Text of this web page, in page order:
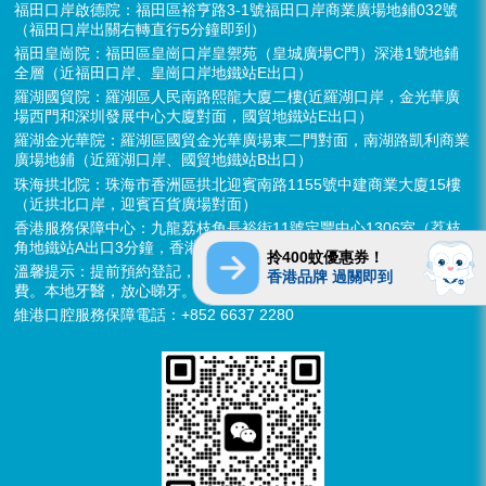
福田口岸啟德院：福田區裕亨路3-1號福田口岸商業廣場地鋪032號
（福田口岸出關右轉直行5分鐘即到）
福田皇崗院：福田區皇崗口岸皇禦苑（皇城廣場C門）深港1號地鋪
全層（近福田口岸、皇崗口岸地鐵站E出口）
羅湖國貿院：羅湖區人民南路熙龍大廈二樓(近羅湖口岸，金光華廣
場西門和深圳發展中心大廈對面，國貿地鐵站E出口）
羅湖金光華院：羅湖區國貿金光華廣場東二門對面，南湖路凱利商業
廣場地鋪（近羅湖口岸、國貿地鐵站B出口）
珠海拱北院：珠海市香洲區拱北迎賓南路1155號中建商業大廈15樓
（近拱北口岸，迎賓百貨廣場對面）
香港服務保障中心：九龍荔枝角長裕街11號定豐中心1306室（荔枝
角地鐵站A出口3分鐘，香港辦公室暫不應診，提供網絡諮詢）
溫馨提示：提前預約登記，X-ray、CT院內檢查免費，3D數字掃描免
費。本地牙醫，放心睇牙。另有速遞代收存放服務。
維港口腔服務保障電話：+852 6637 2280
拎400蚊優惠券！
香港品牌 過關即到